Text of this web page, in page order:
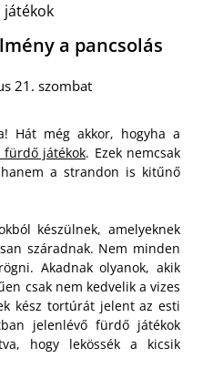
a pancsolás
21. szombat
Hát még akkor, hogyha a
fürdő játékok. Ezek nemcsak
a strandon is kitűnő
készülnek, amelyeknek
száradnak. Nem minden
Akadnak olyanok, akik
csak nem kedvelik a vizes
kész tortúrát jelent az esti
jelenlévő fürdő játékok
hogy lekössék a kicsik